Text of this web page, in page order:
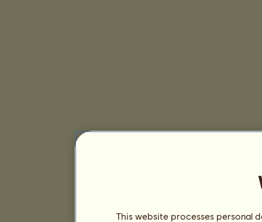
This website processes personal